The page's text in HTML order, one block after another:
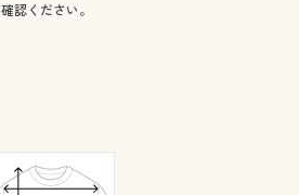
認ください。